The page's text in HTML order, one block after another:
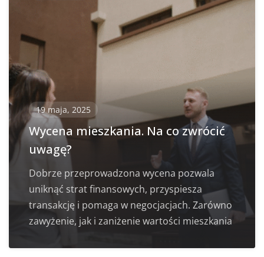
19 maja, 2025
Wycena mieszkania. Na co zwrócić
uwagę?
Dobrze przeprowadzona wycena pozwala
uniknąć strat finansowych, przyspiesza
transakcję i pomaga w negocjacjach. Zarówno
zawyżenie, jak i zaniżenie wartości mieszkania